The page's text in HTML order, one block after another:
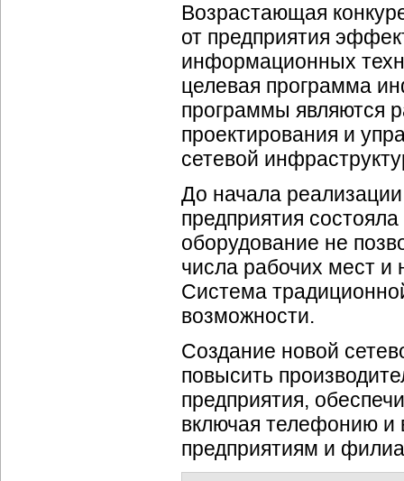
Возрастающая
от предприятия
информационных
целевая программа
программы являются
проектирования и
сетевой
До начала
предприятия
оборудование не
числа рабочих мест и
Система
возможности.
Создание новой
повысить
предприятия,
включая телефонию и
предприятиям и